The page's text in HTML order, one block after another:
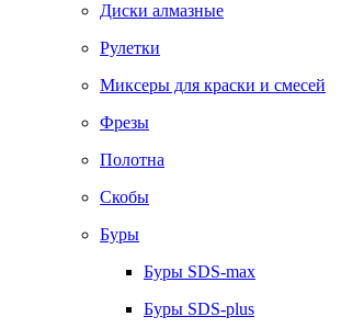
Диски алмазные
Рулетки
Миксеры для краски и смесей
Фрезы
Полотна
Скобы
Буры
Буры SDS-max
Буры SDS-plus